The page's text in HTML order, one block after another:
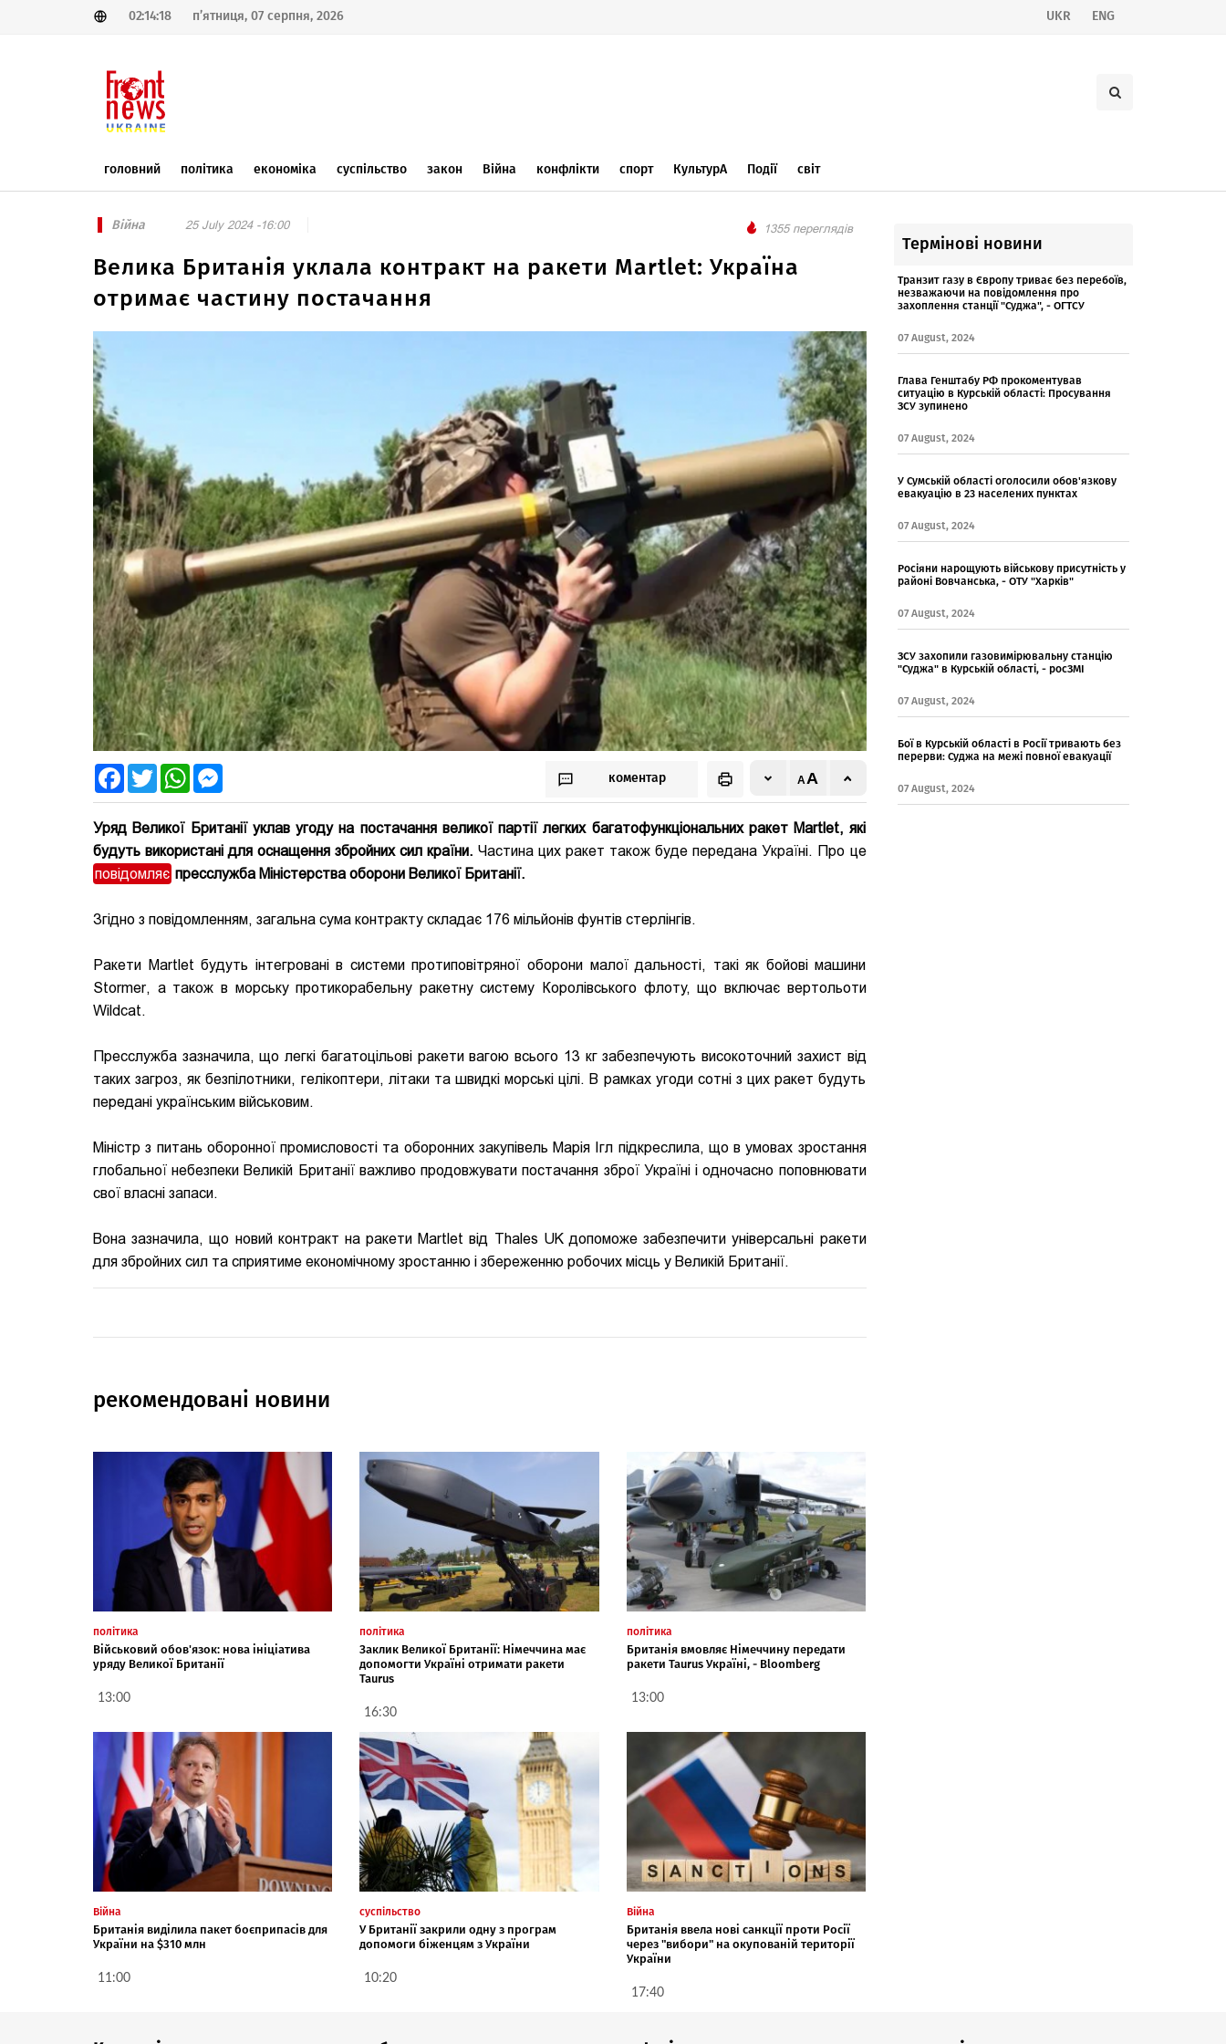
02:14:18 п’ятниця, 07 серпня, 2026 UKR ENG
головний політика економіка суспільство закон Війна конфлікти спорт КультурА Події світ
Війна 25 July 2024 -16:00 1355 переглядів
Велика Британія уклала контракт на ракети Martlet: Україна
отримає частину постачання
FacebookTwitter WhatsApp коментар
Уряд Великої Британії уклав угоду на постачання великої партії легких багатофункціональних ракет Martlet, які
будуть використані для оснащення збройних сил країни. Частина цих ракет також буде передана Україні. Про це
повідомляє пресслужба Міністерства оборони Великої Британії.
Згідно з повідомленням, загальна сума контракту складає 176 мільйонів фунтів стерлінгів.
Ракети Martlet будуть інтегровані в системи протиповітряної оборони малої дальності, такі як бойові машини
Stormer, а також в морську протикорабельну ракетну систему Королівського флоту, що включає вертольоти
Wildcat.
Пресслужба зазначила, що легкі багатоцільові ракети вагою всього 13 кг забезпечують високоточний захист від
таких загроз, як безпілотники, гелікоптери, літаки та швидкі морські цілі. В рамках угоди сотні з цих ракет будуть
передані українським військовим.
Міністр з питань оборонної промисловості та оборонних закупівель Марія Ігл підкреслила, що в умовах зростання
глобальної небезпеки Великій Британії важливо продовжувати постачання зброї Україні і одночасно поповнювати
свої власні запаси.
Вона зазначила, що новий контракт на ракети Martlet від Thales UK допоможе забезпечити універсальні ракети
для збройних сил та сприятиме економічному зростанню і збереженню робочих місць у Великій Британії.
рекомендовані новини
політика
Військовий обов'язок: нова ініціатива
уряду Великої Британії
13:00
політика
Заклик Великої Британії: Німеччина має
допомогти Україні отримати ракети
Taurus
16:30
політика
Британія вмовляє Німеччину передати
ракети Taurus Україні, - Bloomberg
13:00
Війна
Британія виділила пакет боєприпасів для
України на $310 млн
11:00
суспільство
У Британії закрили одну з програм
допомоги біженцям з України
10:20
Війна
Британія ввела нові санкції проти Росії
через "вибори" на окупованій території
України
17:40
Термінові новини
Транзит газу в Європу триває без перебоїв,
незважаючи на повідомлення про
захоплення станції "Суджа", - ОГТСУ
07 August, 2024
Глава Генштабу РФ прокоментував
ситуацію в Курській області: Просування
ЗСУ зупинено
07 August, 2024
У Сумській області оголосили обов'язкову
евакуацію в 23 населених пунктах
07 August, 2024
Росіяни нарощують військову присутність у
районі Вовчанська, - ОТУ "Харків"
07 August, 2024
ЗСУ захопили газовимірювальну станцію
"Суджа" в Курській області, - росЗМІ
07 August, 2024
Бої в Курській області в Росії тривають без
перерви: Суджа на межі повної евакуації
07 August, 2024